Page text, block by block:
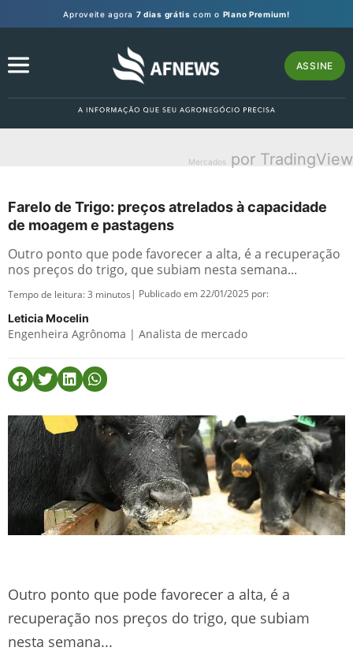
Aproveite agora 7 dias grátis com o Plano Premium!
ASSINE
Mercados por TradingView
Farelo de Trigo: preços atrelados à capacidade
de moagem e pastagens
Outro ponto que pode favorecer a alta, é a recuperação
nos preços do trigo, que subiam nesta semana...
Tempo de leitura:3 minutos | Publicado em 22/01/2025 por:
Leticia Mocelin
Engenheira Agrônoma | Analista de mercado
Outro ponto que pode favorecer a alta, é a
recuperação nos preços do trigo, que subiam
nesta semana...